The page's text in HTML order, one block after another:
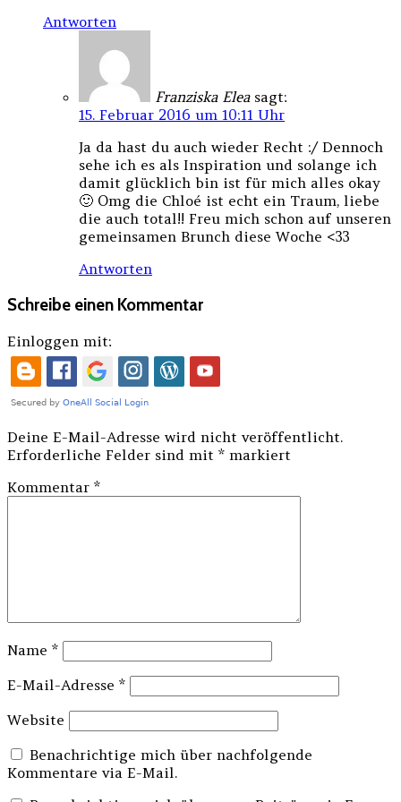
Antworten
Franziska Elea sagt:
15. Februar 2016 um 10:11 Uhr
Ja da hast du auch wieder Recht :/ Dennoch
sehe ich es als Inspiration und solange ich
damit glücklich bin ist für mich alles okay
🙂 Omg die Chloé ist echt ein Traum, liebe
die auch total!! Freu mich schon auf unseren
gemeinsamen Brunch diese Woche <33
Antworten
Schreibe einen Kommentar
Einloggen mit:
Deine E-Mail-Adresse wird nicht veröffentlicht.
Erforderliche Felder sind mit * markiert
Kommentar *
Name *
E-Mail-Adresse *
Website
Benachrichtige mich über nachfolgende
Kommentare via E-Mail.